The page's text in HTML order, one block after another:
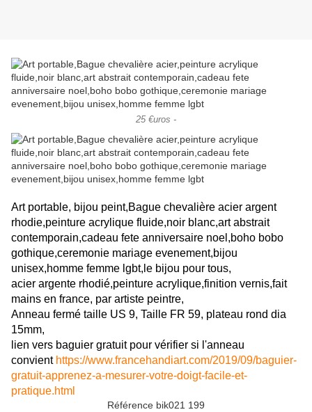
25 €uros -
Art portable, bijou peint,Bague chevalière acier argent
rhodie,peinture acrylique fluide,noir blanc,art abstrait
contemporain,cadeau fete anniversaire noel,boho bobo
gothique,ceremonie mariage evenement,bijou
unisex,homme femme lgbt,le bijou pour tous,
acier argente rhodié,peinture acrylique,finition vernis,fait
mains en france, par artiste peintre,
Anneau fermé taille US 9, Taille FR 59, plateau rond dia
15mm,
lien vers baguier gratuit pour vérifier si l'anneau
convient https://www.francehandiart.com/2019/09/baguier-
gratuit-apprenez-a-mesurer-votre-doigt-facile-et-
pratique.html
Référence bik021 199